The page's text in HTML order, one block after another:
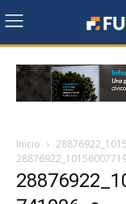
Inicio